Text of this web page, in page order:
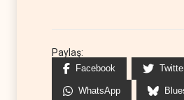
Paylaş:
Facebook
WhatsApp